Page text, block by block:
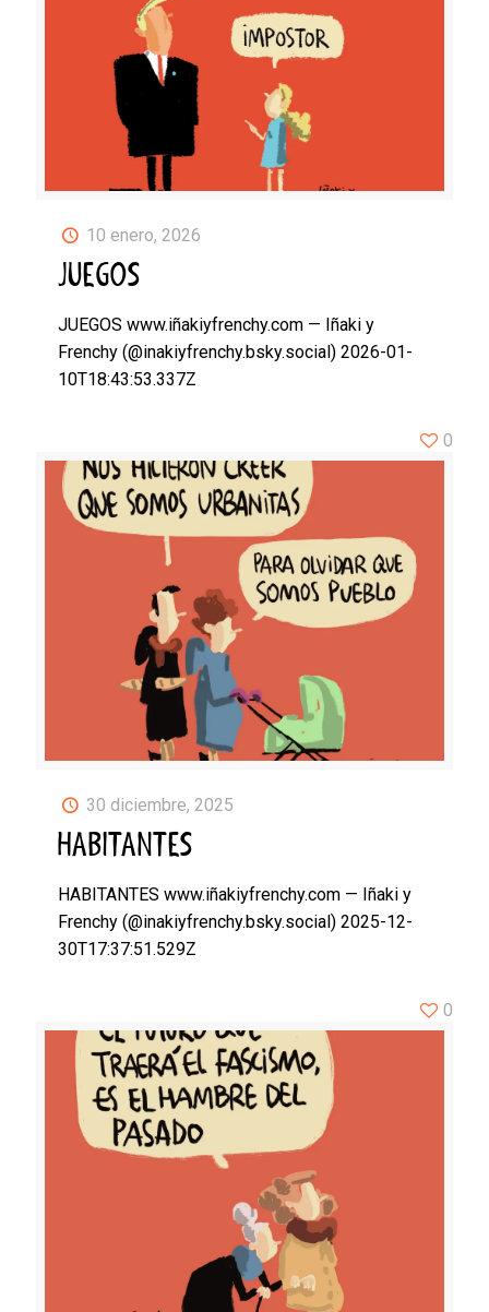
10 enero, 2026
JUEGOS
JUEGOS www.iñakiyfrenchy.com — Iñaki y
Frenchy (@inakiyfrenchy.bsky.social) 2026-01-
10T18:43:53.337Z
30 diciembre, 2025
HABITANTES
HABITANTES www.iñakiyfrenchy.com — Iñaki y
Frenchy (@inakiyfrenchy.bsky.social) 2025-12-
30T17:37:51.529Z
0
0